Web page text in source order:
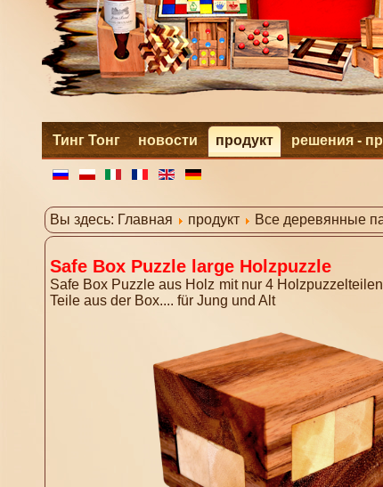
Тинг Тонг новости продукт решения -
Вы здесь: Главная продукт Все деревянные
Safe Box Puzzle large Holzpuzzle
Safe Box Puzzle aus Holz mit nur 4
Teile aus der Box.... für Jung und Alt